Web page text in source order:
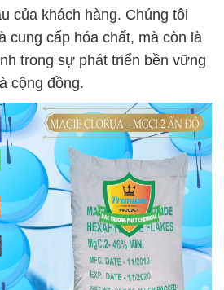
của khách hàng. Chúng tôi
cung cấp hóa chất, mà còn là
trong sự phát triển bền vững
cộng đồng.